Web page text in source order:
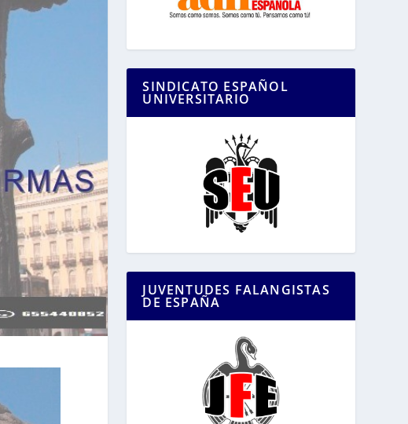
SINDICATO ESPAÑOL
UNIVERSITARIO
JUVENTUDES FALANGISTAS
DE ESPAÑA